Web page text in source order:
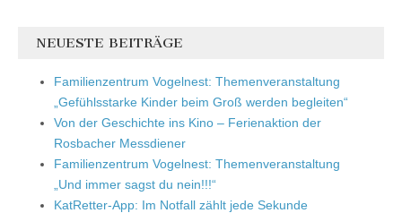
NEUESTE BEITRÄGE
Familienzentrum Vogelnest: Themenveranstaltung
„Gefühlsstarke Kinder beim Groß werden begleiten“
Von der Geschichte ins Kino – Ferienaktion der
Rosbacher Messdiener
Familienzentrum Vogelnest: Themenveranstaltung
„Und immer sagst du nein!!!“
KatRetter-App: Im Notfall zählt jede Sekunde